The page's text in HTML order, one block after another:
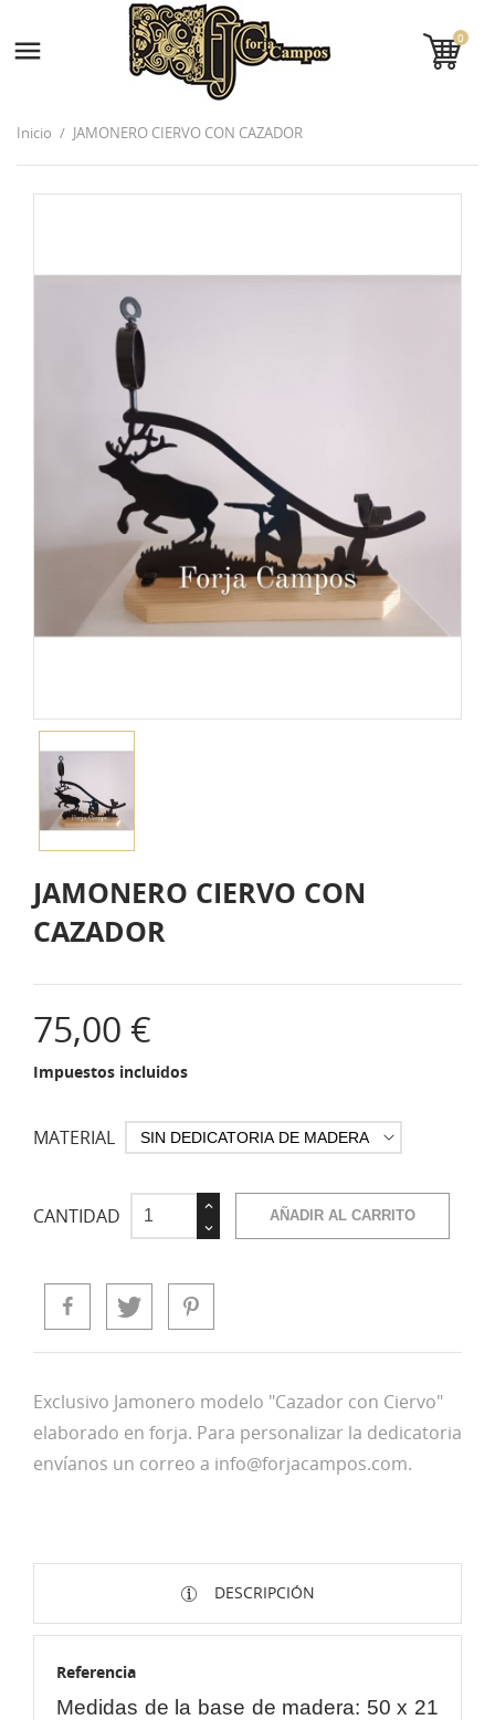
 0
Inicio JAMONERO CIERVO CON CAZADOR
JAMONERO CIERVO CON
CAZADOR
75,00 €
Impuestos incluidos
MATERIAL
CANTIDAD AÑADIR AL CARRITO
Exclusivo Jamonero modelo "Cazador con Ciervo"
elaborado en forja. Para personalizar la dedicatoria
envíanos un correo a info@forjacampos.com.
DESCRIPCIÓN
Referencia
Medidas de la base de madera: 50 x 21